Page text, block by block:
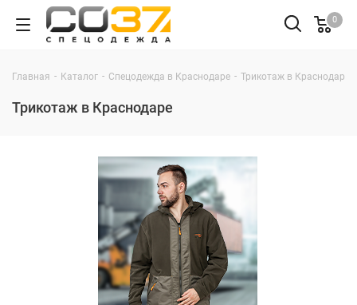
0
Главная - Каталог - Спецодежда в Краснодаре - Трикотаж в Краснодаре
Трикотаж в Краснодаре